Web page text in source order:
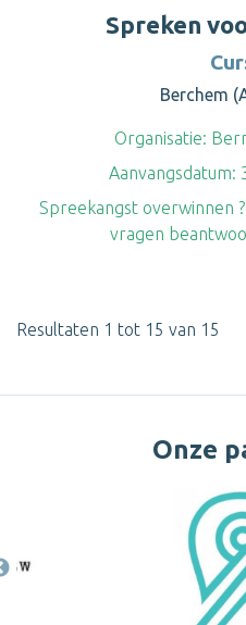
Spreken
Berchem
Organisatie:
Aanvangsdatum:
Spreekangst overwinnen
vragen
Resultaten 1 tot 15 van 15
Onze